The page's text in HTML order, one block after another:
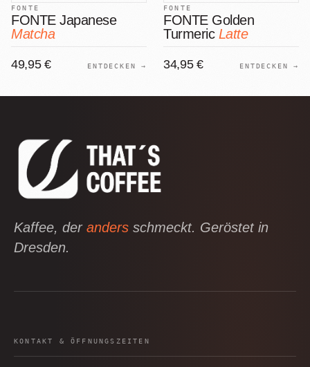
FONTE
FONTE Japanese
Matcha
49,95 € ENTDECKEN →
FONTE
FONTE Golden
Turmeric Latte
34,95 € ENTDECKEN →
Kaffee, der anders schmeckt. Geröstet in
Dresden.
KONTAKT & ÖFFNUNGSZEITEN